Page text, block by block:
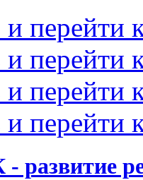
перейти
перейти
перейти
перейти